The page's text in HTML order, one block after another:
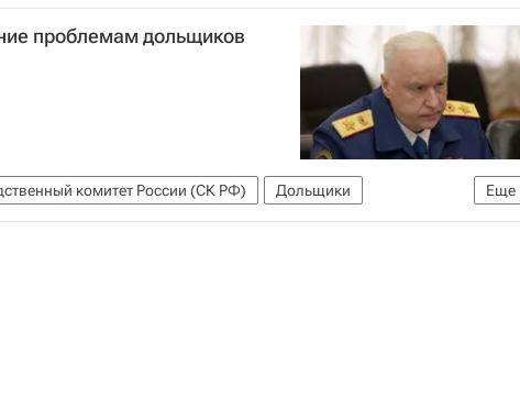
Россия Жилье Строительство
проблемам дольщиков
Еще
комитет России (СК РФ)
Дольщики